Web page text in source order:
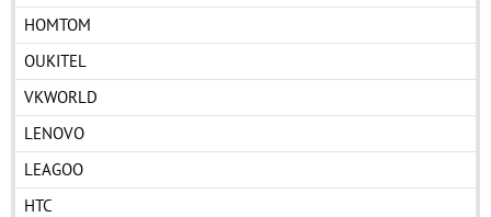
HOMTOM
OUKITEL
VKWORLD
LENOVO
LEAGOO
HTC